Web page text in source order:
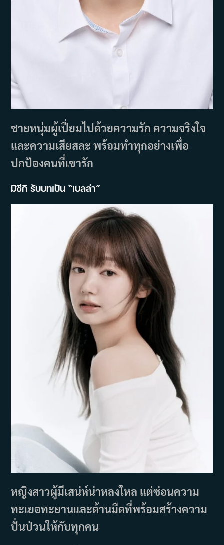
ชายหนุ่มผู้เปี่ยมไปด้วยความรัก ความจริงใจ
และความเสียสละ พร้อมทำทุกอย่างเพื่อ
ปกป้องคนที่เขารัก
มิซึกิ รับบทเป็น “เบลล่า”
หญิงสาวผู้มีเสน่ห์น่าหลงใหล แต่ซ่อนความ
ทะเยอทะยานและด้านมืดที่พร้อมสร้างความ
ปั่นป่วนให้กับทุกคน